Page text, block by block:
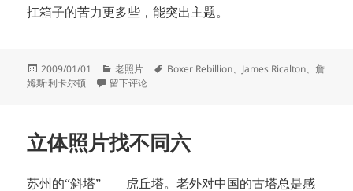
扛箱子的苦力更多些，能突出主题。
发
布
2009/01/01
分
类
老照片
标
Boxer Rebillion、 James Ricalton、詹
姆斯·利卡尔顿
于立体照片找不同七
留下评论
立体照片找不同六
苏州的“斜塔”——虎丘塔。老外对中国的古塔总是感